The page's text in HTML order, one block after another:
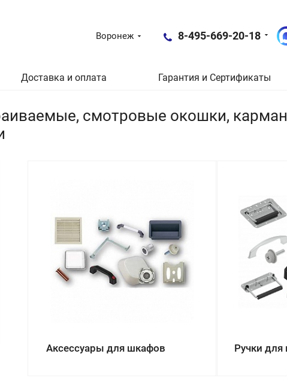
Воронеж 8-495-669-20-18
Доставка и оплата Гарантия и Сертификаты
смотровые окошки,
Аксессуары для шкафов Ручки